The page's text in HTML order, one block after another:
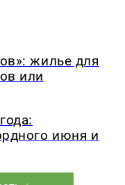
жилье для
или
июня и